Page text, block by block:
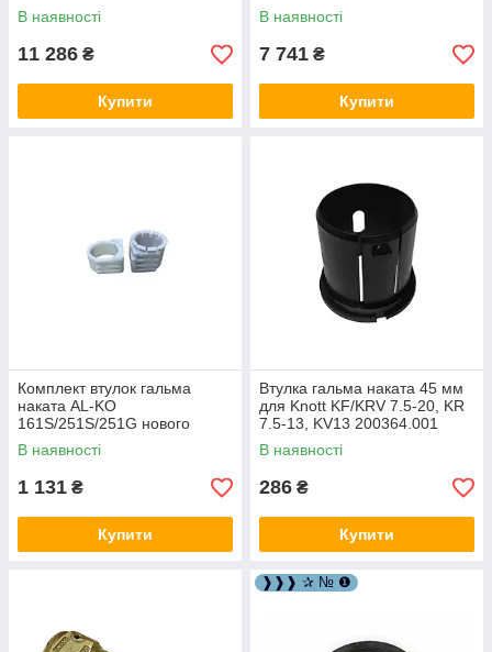
В наявності
11 286 ₴
Купити
В наявності
7 741 ₴
Купити
Комплект втулок гальма
наката AL-KO
161S/251S/251G нового
зразка 1731969
В наявності
1 131 ₴
Купити
Втулка гальма наката 45 мм
для Knott KF/KRV 7.5-20, KR
7.5-13, KV13 200364.001
В наявності
286 ₴
Купити
❱❱❱ ✰ № ❶